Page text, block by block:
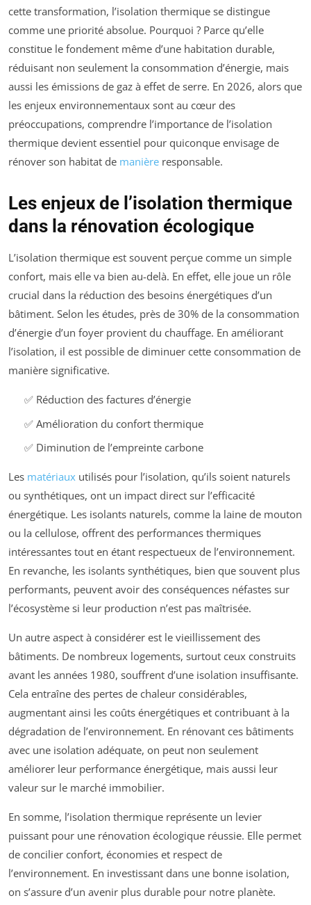
cette transformation, l’isolation thermique se distingue
comme une priorité absolue. Pourquoi ? Parce qu’elle
constitue le fondement même d’une habitation durable,
réduisant non seulement la consommation d’énergie, mais
aussi les émissions de gaz à effet de serre. En 2026, alors que
les enjeux environnementaux sont au cœur des
préoccupations, comprendre l’importance de l’isolation
thermique devient essentiel pour quiconque envisage de
rénover son habitat de manière responsable.
Les enjeux de l’isolation thermique
dans la rénovation écologique
L’isolation thermique est souvent perçue comme un simple
confort, mais elle va bien au-delà. En effet, elle joue un rôle
crucial dans la réduction des besoins énergétiques d’un
bâtiment. Selon les études, près de 30% de la consommation
d’énergie d’un foyer provient du chauffage. En améliorant
l’isolation, il est possible de diminuer cette consommation de
manière significative.
✅ Réduction des factures d’énergie
✅ Amélioration du confort thermique
✅ Diminution de l’empreinte carbone
Les matériaux utilisés pour l’isolation, qu’ils soient naturels
ou synthétiques, ont un impact direct sur l’efficacité
énergétique. Les isolants naturels, comme la laine de mouton
ou la cellulose, offrent des performances thermiques
intéressantes tout en étant respectueux de l’environnement.
En revanche, les isolants synthétiques, bien que souvent plus
performants, peuvent avoir des conséquences néfastes sur
l’écosystème si leur production n’est pas maîtrisée.
Un autre aspect à considérer est le vieillissement des
bâtiments. De nombreux logements, surtout ceux construits
avant les années 1980, souffrent d’une isolation insuffisante.
Cela entraîne des pertes de chaleur considérables,
augmentant ainsi les coûts énergétiques et contribuant à la
dégradation de l’environnement. En rénovant ces bâtiments
avec une isolation adéquate, on peut non seulement
améliorer leur performance énergétique, mais aussi leur
valeur sur le marché immobilier.
En somme, l’isolation thermique représente un levier
puissant pour une rénovation écologique réussie. Elle permet
de concilier confort, économies et respect de
l’environnement. En investissant dans une bonne isolation,
on s’assure d’un avenir plus durable pour notre planète.